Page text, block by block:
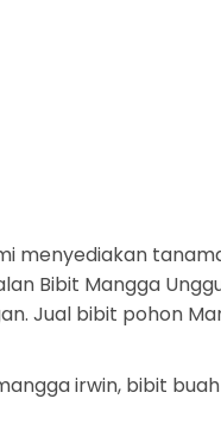
menyediakan
Bibit Mangga
Jual bibit pohon
irwin, bibit